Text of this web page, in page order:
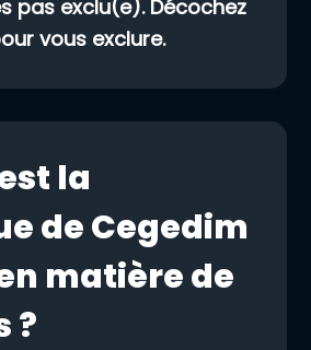
pas exclu(e). Décochez
vous exclure.
la
de Cegedim
matière de
?